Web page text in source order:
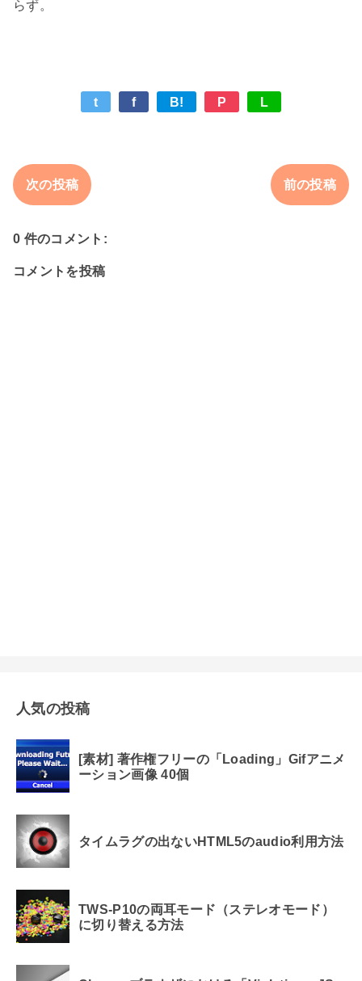
t f B! P L
次の投稿 前の投稿
0 件のコメント:
コメントを投稿
人気の投稿
[素材] 著作権フリーの「Loading」Gifアニメ
ーション画像 40個
タイムラグの出ないHTML5のaudio利用方法
TWS-P10の両耳モード（ステレオモード）
に切り替える方法